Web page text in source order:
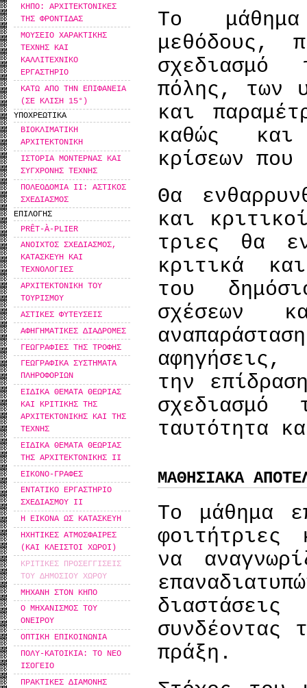
ΚΗΠΟ: ΑΡΧΙΤΕΚΤΟΝΙΚΕΣ
ΤΗΣ ΦΡΟΝΤΙΔΑΣ
ΜΟΥΣΕΙΟ ΧΑΡΑΚΤΙΚΗΣ
ΤΕΧΝΗΣ ΚΑΙ
ΚΑΛΛΙΤΕΧΝΙΚΟ
ΕΡΓΑΣΤΗΡΙΟ
ΚΑΤΩ ΑΠΟ ΤΗΝ ΕΠΙΦΑΝΕΙΑ
(ΣΕ ΚΛΙΣΗ 15°)
ΥΠΟΧΡΕΩΤΙΚΑ
ΒΙΟΚΛΙΜΑΤΙΚΗ
ΑΡΧΙΤΕΚΤΟΝΙΚΗ
ΙΣΤΟΡΙΑ ΜΟΝΤΕΡΝΑΣ ΚΑΙ
ΣΥΓΧΡΟΝΗΣ ΤΕΧΝΗΣ
ΠΟΛΕΟΔΟΜΙΑ ΙΙ: ΑΣΤΙΚΟΣ
ΣΧΕΔΙΑΣΜΟΣ
ΕΠΙΛΟΓΗΣ
PRÊT-À-PLIER
ΑΝΟΙΧΤΟΣ ΣΧΕΔΙΑΣΜΟΣ,
ΚΑΤΑΣΚΕΥΗ ΚΑΙ
ΤΕΧΝΟΛΟΓΙΕΣ
ΑΡΧΙΤΕΚΤΟΝΙΚΗ ΤΟΥ
ΤΟΥΡΙΣΜΟΥ
ΑΣΤΙΚΕΣ ΦΥΤΕΥΣΕΙΣ
ΑΦΗΓΗΜΑΤΙΚΕΣ ΔΙΑΔΡΟΜΕΣ
ΓΕΩΓΡΑΦΙΕΣ ΤΗΣ ΤΡΟΦΗΣ
ΓΕΩΓΡΑΦΙΚΑ ΣΥΣΤΗΜΑΤΑ
ΠΛΗΡΟΦΟΡΙΩΝ
ΕΙΔΙΚΑ ΘΕΜΑΤΑ ΘΕΩΡΙΑΣ
ΚΑΙ ΚΡΙΤΙΚΗΣ ΤΗΣ
ΑΡΧΙΤΕΚΤΟΝΙΚΗΣ ΚΑΙ ΤΗΣ
ΤΕΧΝΗΣ
ΕΙΔΙΚΑ ΘΕΜΑΤΑ ΘΕΩΡΙΑΣ
ΤΗΣ ΑΡΧΙΤΕΚΤΟΝΙΚΗΣ ΙΙ
ΕΙΚΟΝΟ-ΓΡΑΦΕΣ
ΕΝΤΑΤΙΚΟ ΕΡΓΑΣΤΗΡΙΟ
ΣΧΕΔΙΑΣΜΟΥ ΙΙ
Η ΕΙΚΟΝΑ ΩΣ ΚΑΤΑΣΚΕΥΗ
ΗΧΗΤΙΚΕΣ ΑΤΜΟΣΦΑΙΡΕΣ
(ΚΑΙ ΚΛΕΙΣΤΟΙ ΧΩΡΟΙ)
ΚΡΙΤΙΚΕΣ ΠΡΟΣΕΓΓΙΣΕΙΣ
ΤΟΥ ΔΗΜΟΣΙΟΥ ΧΩΡΟΥ
ΜΗΧΑΝΗ ΣΤΟΝ ΚΗΠΟ
Ο ΜΗΧΑΝΙΣΜΟΣ ΤΟΥ
ΟΝΕΙΡΟΥ
ΟΠΤΙΚΗ ΕΠΙΚΟΙΝΩΝΙΑ
ΠΟΛΥ-ΚΑΤΟΙΚΙΑ: ΤΟ ΝΕΟ
ΙΣΟΓΕΙΟ
ΠΡΑΚΤΙΚΕΣ ΔΙΑΜΟΝΗΣ
Το
μεθόδους,
πόλης, των
και
καθώς
κρίσεων
Θα
και
τριες θα
κριτικά
του
σχέσεων
την
ταυτότητα
ΜΑΘΗΣΙΑΚΑ
Το μάθημα
φοιτήτριες
να
συνδέοντας
πράξη.